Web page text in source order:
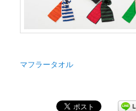
マフラータオル